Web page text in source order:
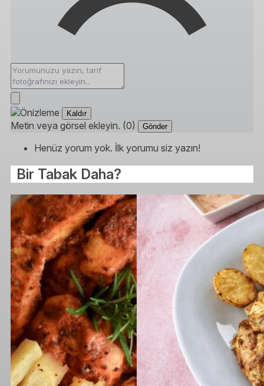
Kaldır
Metin veya görsel ekleyin. (0) Gönder
Henüz yorum yok. İlk yorumu siz yazın!
Bir Tabak Daha?